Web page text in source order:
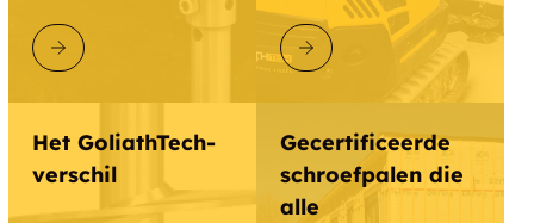
ONTDEK GOLIATHTECH ONTDEK GOLIATHTECH
Het GoliathTech-
verschil
Gecertificeerde
schroefpalen die
alle